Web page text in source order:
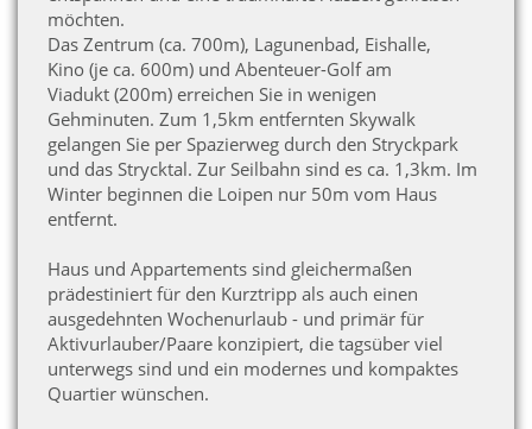
möchten.
Das Zentrum (ca. 700m), Lagunenbad, Eishalle,
Kino (je ca. 600m) und Abenteuer-Golf am
Viadukt (200m) erreichen Sie in wenigen
Gehminuten. Zum 1,5km entfernten Skywalk
gelangen Sie per Spazierweg durch den Stryckpark
und das Strycktal. Zur Seilbahn sind es ca. 1,3km. Im
Winter beginnen die Loipen nur 50m vom Haus
entfernt.
Haus und Appartements sind gleichermaßen
prädestiniert für den Kurztripp als auch einen
ausgedehnten Wochenurlaub - und primär für
Aktivurlauber/Paare konzipiert, die tagsüber viel
unterwegs sind und ein modernes und kompaktes
Quartier wünschen.